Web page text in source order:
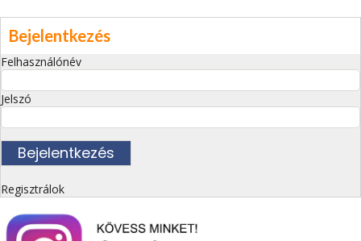
Bejelentkezés
Felhasználónév
Jelszó
Regisztrálok